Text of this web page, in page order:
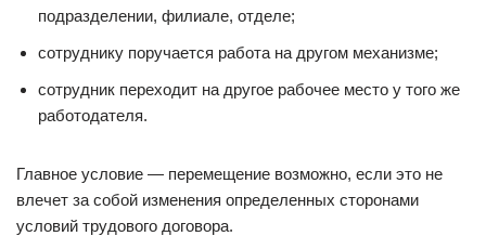
подразделении, филиале, отделе;
сотруднику поручается работа на другом механизме;
сотрудник переходит на другое рабочее место у того же
работодателя.
Главное условие — перемещение возможно, если это не
влечет за собой изменения определенных сторонами
условий трудового договора.